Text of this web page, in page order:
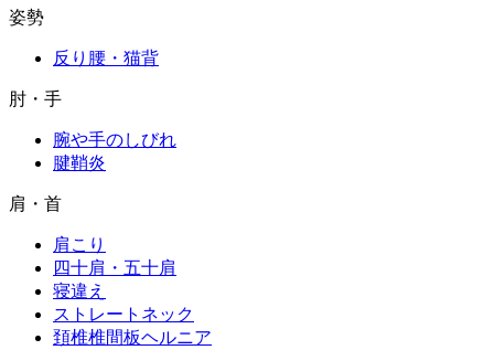
姿勢
反り腰・猫背
肘・手
腕や手のしびれ
腱鞘炎
肩・首
肩こり
四十肩・五十肩
寝違え
ストレートネック
頚椎椎間板ヘルニア